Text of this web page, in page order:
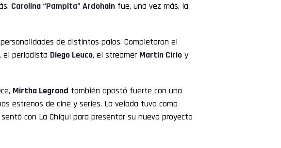
Carolina “Pampita” Ardohain fue, una vez más, la
de distintos palos. Completaron el
, el periodista Diego Leuco, el streamer Martín Cirio y
Mirtha Legrand también apostó fuerte con una
estrenos de cine y series. La velada tuvo como
con La Chiqui para presentar su nuevo proyecto